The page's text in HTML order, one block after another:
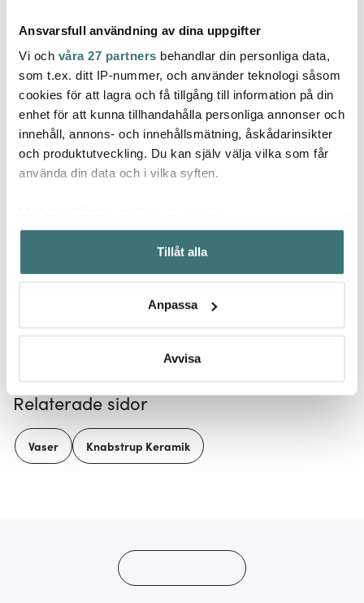
Ansvarsfull användning av dina uppgifter
Vi och våra 27 partners behandlar din personliga data,
som t.ex. ditt IP-nummer, och använder teknologi såsom
cookies för att lagra och få tillgång till information på din
enhet för att kunna tillhandahålla personliga annonser och
innehåll, annons- och innehållsmätning, åskådarinsikter
och produktutveckling. Du kan själv välja vilka som får
använda din data och i vilka syften.
Samla in information om din geografiska plats som
kan ha en noggrannhet på upp till flera meter
Identifiera din enhet genom att aktivt skanna den för
Ta reda på mer om hur dina personliga uppgifter
Du kan ändra eller dra tillbaka ditt samtycke när som
Vi använder cookies för att innehållet och annonserna
ska anpassas efter det som vi tror att du tycker om. Det
gör också att vi kan analysera vår trafik och göra
Tillåt alla
Anpassa
Avvisa
Hackit
Hackit Köttfärshackare
22,5 cm Svart
129 kr
Le Creuset
Minigryta stengods
0,25 L Bamboo Green
339 kr
Låt dig inspireras av våra kunder
Relaterade sidor
Vaser Knabstrup Keramik